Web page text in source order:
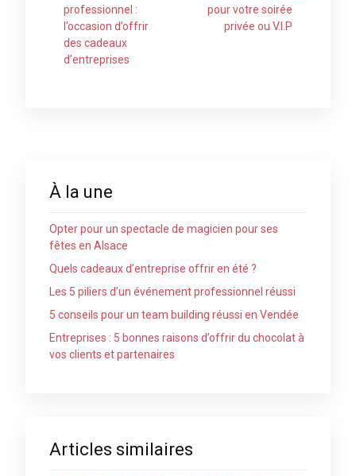
professionnel :
l’occasion d’offrir
des cadeaux
d’entreprises
pour votre soirée
privée ou V.I.P
À la une
Opter pour un spectacle de magicien pour ses
fêtes en Alsace
Quels cadeaux d’entreprise offrir en été ?
Les 5 piliers d’un événement professionnel réussi
5 conseils pour un team building réussi en Vendée
Entreprises : 5 bonnes raisons d’offrir du chocolat à
vos clients et partenaires
Articles similaires